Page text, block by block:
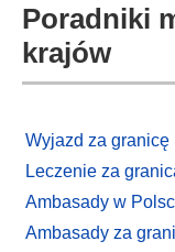
Poradniki
krajów
Wyjazd za granicę
Leczenie za
Ambasady w
Ambasady za